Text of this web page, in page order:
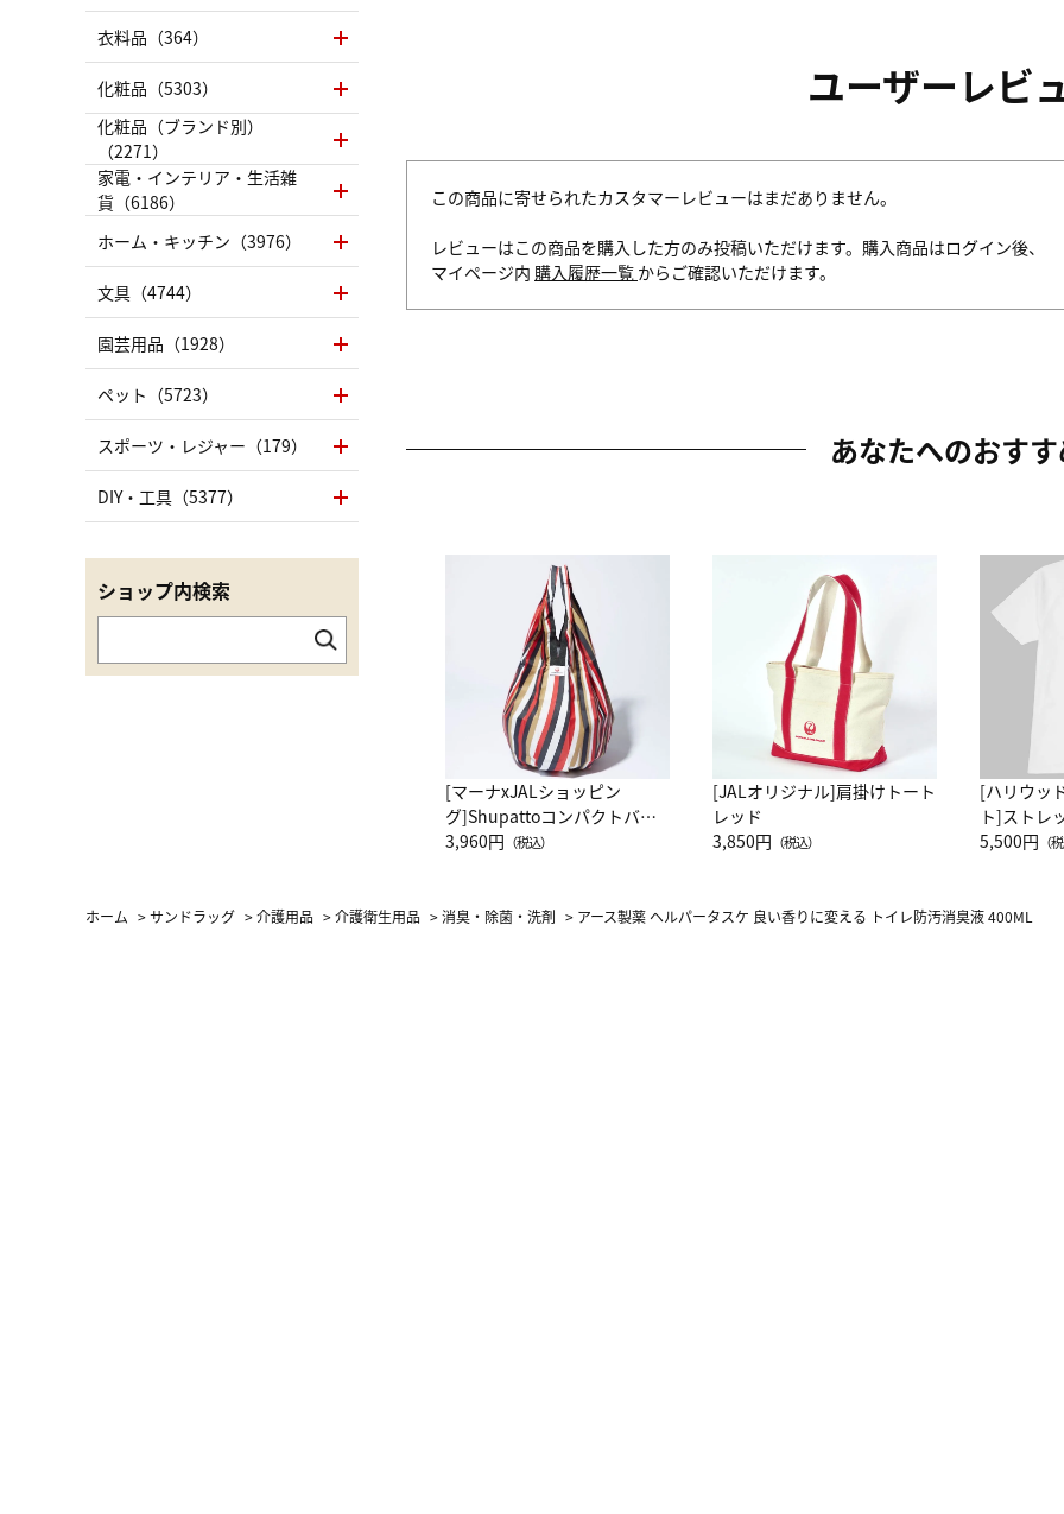
ユーザーレビ
この商品に寄せられたカスタマーレビューはまだありません。
レビューはこの商品を購入した方のみ投稿いただけます。購入商品はログイン後、
マイページ内 購入履歴一覧 からご確認いただけます。
あなたへのおす
[マーナxJALショッピン
グ]Shupattoコンパクトバッ
グ Drop JAL客室乗務員
3,960円 （税込）
[JALオリジナル]肩掛けトート
レッド
3,850円 （税込）
[ハリウッ
ト]ストレ
ーネック
5,500円 （
衣料品（364）
化粧品（5303）
化粧品（ブランド別）
（2271）
家電・インテリア・生活雑
貨（6186）
ホーム・キッチン（3976）
文具（4744）
園芸用品（1928）
ペット（5723）
スポーツ・レジャー（179）
DIY・工具（5377）
ショップ内検索
ホーム >サンドラッグ >介護用品 >介護衛生用品 >消臭・除菌・洗剤 > アース製薬 ヘルパータスケ 良い香りに変える トイレ防汚消臭液 400ML